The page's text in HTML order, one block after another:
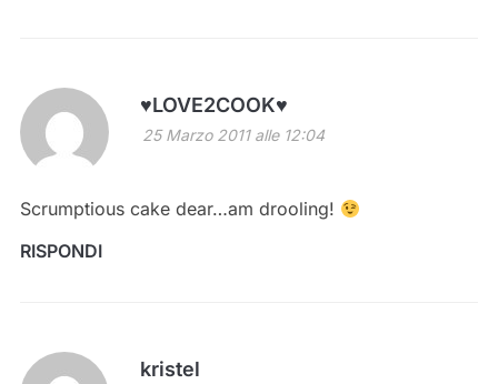
♥LOVE2COOK♥
25 Marzo 2011 alle 12:04
Scrumptious cake dear…am drooling!
RISPONDI
kristel